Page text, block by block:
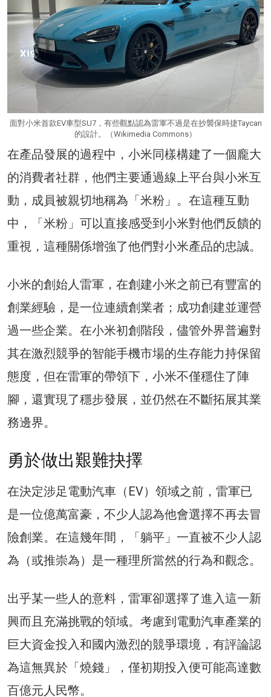
面對小米首款EV車型SU7，有些觀點認為雷軍不過是在抄襲保時捷Taycan
的設計。（Wikimedia Commons）
在產品發展的過程中，小米同樣構建了一個龐大
的消費者社群，他們主要通過線上平台與小米互
動，成員被親切地稱為「米粉」。在這種互動
中，「米粉」可以直接感受到小米對他們反饋的
重視，這種關係增強了他們對小米產品的忠誠。
小米的創始人雷軍，在創建小米之前已有豐富的
創業經驗，是一位連續創業者；成功創建並運營
過一些企業。在小米初創階段，儘管外界普遍對
其在激烈競爭的智能手機市場的生存能力持保留
態度，但在雷軍的帶領下，小米不僅穩住了陣
腳，還實現了穩步發展，並仍然在不斷拓展其業
務邊界。
勇於做出艱難抉擇
在決定涉足電動汽車（EV）領域之前，雷軍已
是一位億萬富豪，不少人認為他會選擇不再去冒
險創業。在這幾年間，「躺平」一直被不少人認
為（或推崇為）是一種理所當然的行為和觀念。
出乎某一些人的意料，雷軍卻選擇了進入這一新
興而且充滿挑戰的領域。考慮到電動汽車產業的
巨大資金投入和國內激烈的競爭環境，有評論認
為這無異於「燒錢」，僅初期投入便可能高達數
百億元人民幣。